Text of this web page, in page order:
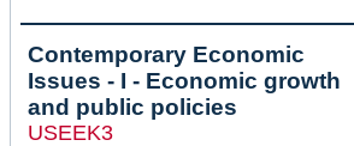
Contemporary Economic
Issues - I - Economic growth
and public policies
USEEK3